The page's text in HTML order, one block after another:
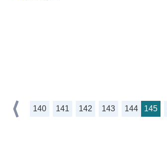
140 141 142 143 144 145